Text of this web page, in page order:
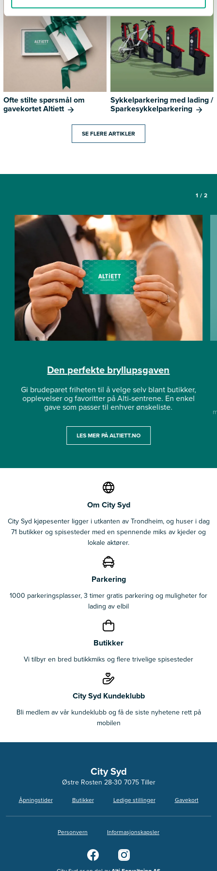
Ofte stilte spørsmål om
gavekortet Altiett
Sykkelparkering med lading /
Sparkesykkelparkering
SE FLERE ARTIKLER
1 / 2
Den perfekte bryllupsgaven
Gi brudeparet friheten til å velge selv blant butikker,
opplevelser og favoritter på Alti-sentrene. En enkel
gave som passer til enhver ønskeliste.
LES MER PÅ ALTIETT.NO
Om City Syd
City Syd kjøpesenter ligger i utkanten av Trondheim, og huser i dag
71 butikker og spisesteder med en spennende miks av kjeder og
lokale aktører.
Parkering
1000 parkeringsplasser, 3 timer gratis parkering og muligheter for
lading av elbil
Butikker
Vi tilbyr en bred butikkmiks og flere trivelige spisesteder
City Syd Kundeklubb
Bli medlem av vår kundeklubb og få de siste nyhetene rett på
mobilen
City Syd
Østre Rosten 28-30 7075 Tiller
Åpningstider Butikker Ledige stillinger Gavekort
Personvern Informasjonskapsler